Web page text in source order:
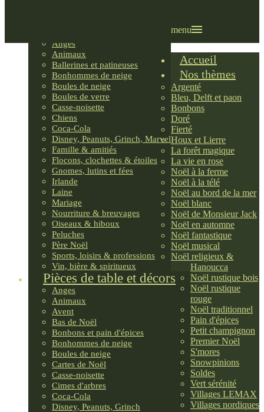
Anges
Animaux
Ballerines et patineuses
Bonhommes de neige
Boules de neige
Boules de verre
Casse-noisette
Chiens
Coca-Cola
Disney, Peanuts, Grinch, Marvel
Famille & amitiés
Flocons, clochettes & étoiles
Gnomes, lutins et fées
Irlande
Laine
Mariage
Nourriture & breuvages
Oiseaux & hiboux
Peluches
Père Noël
Sports, loisirs & professions
Vin, bière & spiritueux
Pièces de table et décors
Anges
Animaux
Avent
Bas de Noël
Bonbons et pain d'épices
Bonhommes de neige
Boules de neige
Cartes de Noël
Casse-noisette
Cimes d'arbres
Coca-Cola
Disney, Peanuts, Grinch
menu
Accueil
Nos thèmes
Argenté
Bleu, Delft et paon
Bonbons
Doré
Fierté
Houx et Lierre
La forêt magique
La vie en rose
Noël à la ferme
Noël à la télé
Noël au bord de la mer
Noël blanc
Noël de Monsieur Jack
Noël en automne
Noël fantastique
Noël musical
Noël religieux &
Hanoucca
Noël rustique bois
Noël rustique
rouge
Noël traditionnel
Pain d'épices
Petit champignon
Premier Noël
S'mores
Snowpinions
Soldes
Vert sérénité
Villages LEMAX
Villages nordiques